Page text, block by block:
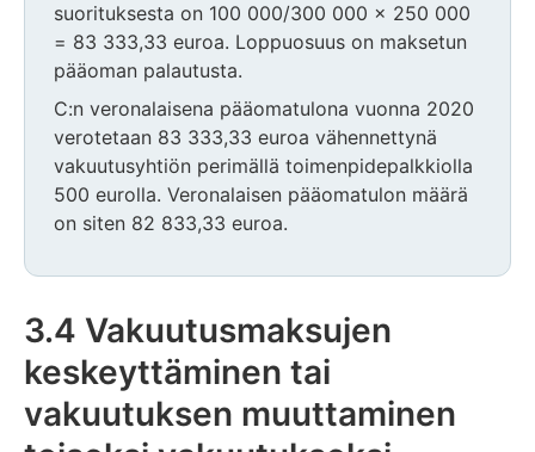
suorituksesta on 100 000/300 000 x 250 000
= 83 333,33 euroa. Loppuosuus on maksetun
pääoman palautusta.
C:n veronalaisena pääomatulona vuonna 2020
verotetaan 83 333,33 euroa vähennettynä
vakuutusyhtiön perimällä toimenpidepalkkiolla
500 eurolla. Veronalaisen pääomatulon määrä
on siten 82 833,33 euroa.
3.4 Vakuutusmaksujen
keskeyttäminen tai
vakuutuksen muuttaminen